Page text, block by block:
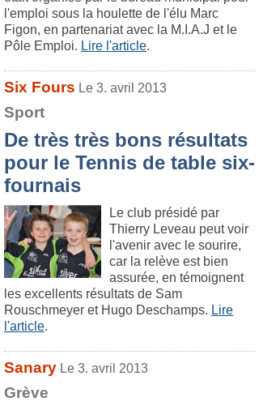
l'emploi sous la houlette de l'élu Marc
Figon, en partenariat avec la M.I.A.J et le
Pôle Emploi. Lire l'article.
Six Fours Le 3. avril 2013
Sport
De très très bons résultats
pour le Tennis de table six-
fournais
Le club présidé par
Thierry Leveau peut voir
l'avenir avec le sourire,
car la relève est bien
assurée, en témoignent
les excellents résultats de Sam
Rouschmeyer et Hugo Deschamps. Lire
l'article.
Sanary Le 3. avril 2013
Grève